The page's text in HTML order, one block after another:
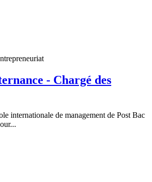
- Chargé des
internationale de management de Post Bac